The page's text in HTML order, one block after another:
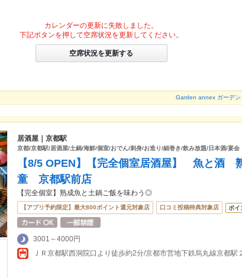
カレンダーの更新に失敗しました。
下記ボタンを押して空席状況を更新してください。
空席状況を更新する
Garden annex ガーデ
居酒屋｜京都駅
京都/京都駅/居酒屋/土鍋/海鮮/個室/おでん/刺身/お造り/細巻き/飲み放題/日本酒/宴会
【8/5 OPEN】【完全個室居酒屋】 魚と酒
童 京都駅前店
【完全個室】熟成魚と土鍋ご飯を味わう◎
【アプリ予約限定】最大800ポイント還元対象店 口コミ投稿特典対象店 ポイ
3001～4000円